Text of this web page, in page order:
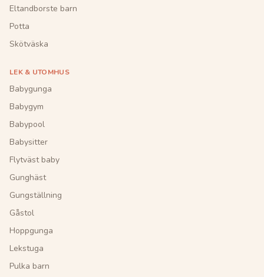
Eltandborste barn
Potta
Skötväska
LEK & UTOMHUS
Babygunga
Babygym
Babypool
Babysitter
Flytväst baby
Gunghäst
Gungställning
Gåstol
Hoppgunga
Lekstuga
Pulka barn